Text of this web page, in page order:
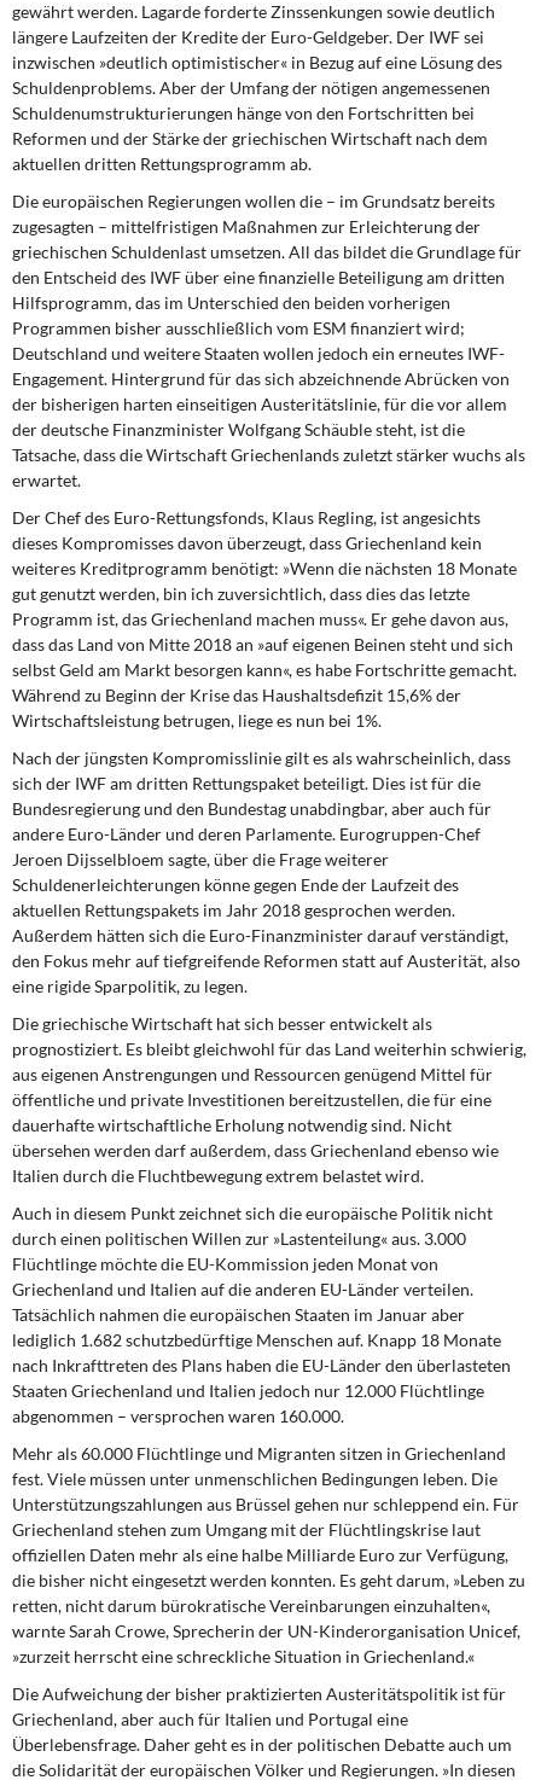
gewährt werden. Lagarde forderte Zinssenkungen sowie deutlich
längere Laufzeiten der Kredite der Euro-Geldgeber. Der IWF sei
inzwischen »deutlich optimistischer« in Bezug auf eine Lösung des
Schuldenproblems. Aber der Umfang der nötigen angemessenen
Schuldenumstrukturierungen hänge von den Fortschritten bei
Reformen und der Stärke der griechischen Wirtschaft nach dem
aktuellen dritten Rettungsprogramm ab.
Die europäischen Regierungen wollen die – im Grundsatz bereits
zugesagten – mittelfristigen Maßnahmen zur Erleichterung der
griechischen Schuldenlast umsetzen. All das bildet die Grundlage für
den Entscheid des IWF über eine finanzielle Beteiligung am dritten
Hilfsprogramm, das im Unterschied den beiden vorherigen
Programmen bisher ausschließlich vom ESM finanziert wird;
Deutschland und weitere Staaten wollen jedoch ein erneutes IWF-
Engagement. Hintergrund für das sich abzeichnende Abrücken von
der bisherigen harten einseitigen Austeritätslinie, für die vor allem
der deutsche Finanzminister Wolfgang Schäuble steht, ist die
Tatsache, dass die Wirtschaft Griechenlands zuletzt stärker wuchs als
erwartet.
Der Chef des Euro-Rettungsfonds, Klaus Regling, ist angesichts
dieses Kompromisses davon überzeugt, dass Griechenland kein
weiteres Kreditprogramm benötigt: »Wenn die nächsten 18 Monate
gut genutzt werden, bin ich zuversichtlich, dass dies das letzte
Programm ist, das Griechenland machen muss«. Er gehe davon aus,
dass das Land von Mitte 2018 an »auf eigenen Beinen steht und sich
selbst Geld am Markt besorgen kann«, es habe Fortschritte gemacht.
Während zu Beginn der Krise das Haushaltsdefizit 15,6% der
Wirtschaftsleistung betrugen, liege es nun bei 1%.
Nach der jüngsten Kompromisslinie gilt es als wahrscheinlich, dass
sich der IWF am dritten Rettungspaket beteiligt. Dies ist für die
Bundesregierung und den Bundestag unabdingbar, aber auch für
andere Euro-Länder und deren Parlamente. Eurogruppen-Chef
Jeroen Dijsselbloem sagte, über die Frage weiterer
Schuldenerleichterungen könne gegen Ende der Laufzeit des
aktuellen Rettungspakets im Jahr 2018 gesprochen werden.
Außerdem hätten sich die Euro-Finanzminister darauf verständigt,
den Fokus mehr auf tiefgreifende Reformen statt auf Austerität, also
eine rigide Sparpolitik, zu legen.
Die griechische Wirtschaft hat sich besser entwickelt als
prognostiziert. Es bleibt gleichwohl für das Land weiterhin schwierig,
aus eigenen Anstrengungen und Ressourcen genügend Mittel für
öffentliche und private Investitionen bereitzustellen, die für eine
dauerhafte wirtschaftliche Erholung notwendig sind. Nicht
übersehen werden darf außerdem, dass Griechenland ebenso wie
Italien durch die Fluchtbewegung extrem belastet wird.
Auch in diesem Punkt zeichnet sich die europäische Politik nicht
durch einen politischen Willen zur »Lastenteilung« aus. 3.000
Flüchtlinge möchte die EU-Kommission jeden Monat von
Griechenland und Italien auf die anderen EU-Länder verteilen.
Tatsächlich nahmen die europäischen Staaten im Januar aber
lediglich 1.682 schutzbedürftige Menschen auf. Knapp 18 Monate
nach Inkrafttreten des Plans haben die EU-Länder den überlasteten
Staaten Griechenland und Italien jedoch nur 12.000 Flüchtlinge
abgenommen – versprochen waren 160.000.
Mehr als 60.000 Flüchtlinge und Migranten sitzen in Griechenland
fest. Viele müssen unter unmenschlichen Bedingungen leben. Die
Unterstützungszahlungen aus Brüssel gehen nur schleppend ein. Für
Griechenland stehen zum Umgang mit der Flüchtlingskrise laut
offiziellen Daten mehr als eine halbe Milliarde Euro zur Verfügung,
die bisher nicht eingesetzt werden konnten. Es geht darum, »Leben zu
retten, nicht darum bürokratische Vereinbarungen einzuhalten«,
warnte Sarah Crowe, Sprecherin der UN-Kinderorganisation Unicef,
»zurzeit herrscht eine schreckliche Situation in Griechenland.«
Die Aufweichung der bisher praktizierten Austeritätspolitik ist für
Griechenland, aber auch für Italien und Portugal eine
Überlebensfrage. Daher geht es in der politischen Debatte auch um
die Solidarität der europäischen Völker und Regierungen. »In diesen